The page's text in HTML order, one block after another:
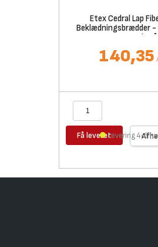
Etex Cedral Lap
Beklædningsbrædder
Wood Grå
140,35
Få leveretLevering 4-6